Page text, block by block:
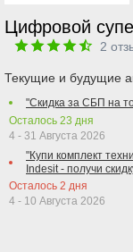
Цифровой
2
Текущие и будущие
"Скидка за СБП на
Осталось 23 дня
4 - 31 Августа 2026
"Купи комплект
Indesit - получи
Осталось 2 дня
4 - 10 Августа 2026